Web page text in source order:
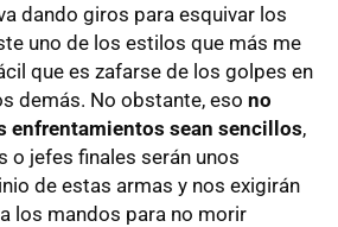
dando giros para esquivar los
uno de los estilos que más me
que es zafarse de los golpes en
demás. No obstante, eso no
enfrentamientos sean sencillos,
o jefes finales serán unos
de estas armas y nos exigirán
los mandos para no morir